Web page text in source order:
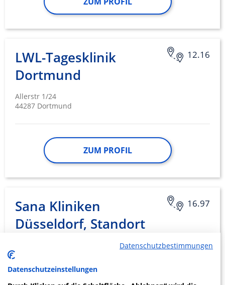
12.16
LWL-Tagesklinik
Dortmund
Allerstr 1/24
44287 Dortmund
ZUM PROFIL
16.97
Sana Kliniken
Düsseldorf, Standort
40625 Düsseldorf
Datenschutzbestimmungen
Datenschutzeinstellungen